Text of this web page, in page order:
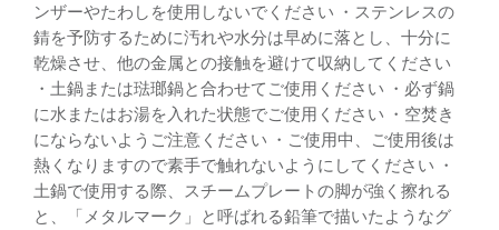
ンザーやたわしを使用しないでください ・ステンレスの
錆を予防するために汚れや水分は早めに落とし、十分に
乾燥させ、他の金属との接触を避けて収納してください
・土鍋または琺瑯鍋と合わせてご使用ください ・必ず鍋
に水またはお湯を入れた状態でご使用ください ・空焚き
にならないようご注意ください ・ご使用中、ご使用後は
熱くなりますので素手で触れないようにしてください ・
土鍋で使用する際、スチームプレートの脚が強く擦れる
と、「メタルマーク」と呼ばれる鉛筆で描いたようなグ